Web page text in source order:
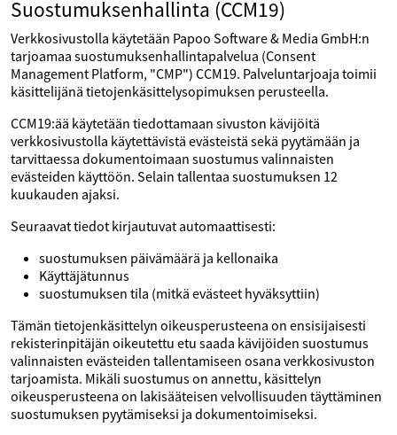
Suostumuksenhallinta (CCM19)
Verkkosivustolla käytetään Papoo Software & Media GmbH:n
tarjoamaa suostumuksenhallintapalvelua (Consent
Management Platform, "CMP") CCM19. Palveluntarjoaja toimii
käsittelijänä tietojenkäsittelysopimuksen perusteella.
CCM19:ää käytetään tiedottamaan sivuston kävijöitä
verkkosivustolla käytettävistä evästeistä sekä pyytämään ja
tarvittaessa dokumentoimaan suostumus valinnaisten
evästeiden käyttöön. Selain tallentaa suostumuksen 12
kuukauden ajaksi.
Seuraavat tiedot kirjautuvat automaattisesti:
suostumuksen päivämäärä ja kellonaika
Käyttäjätunnus
suostumuksen tila (mitkä evästeet hyväksyttiin)
Tämän tietojenkäsittelyn oikeusperusteena on ensisijaisesti
rekisterinpitäjän oikeutettu etu saada kävijöiden suostumus
valinnaisten evästeiden tallentamiseen osana verkkosivuston
tarjoamista. Mikäli suostumus on annettu, käsittelyn
oikeusperusteena on lakisääteisen velvollisuuden täyttäminen
suostumuksen pyytämiseksi ja dokumentoimiseksi.